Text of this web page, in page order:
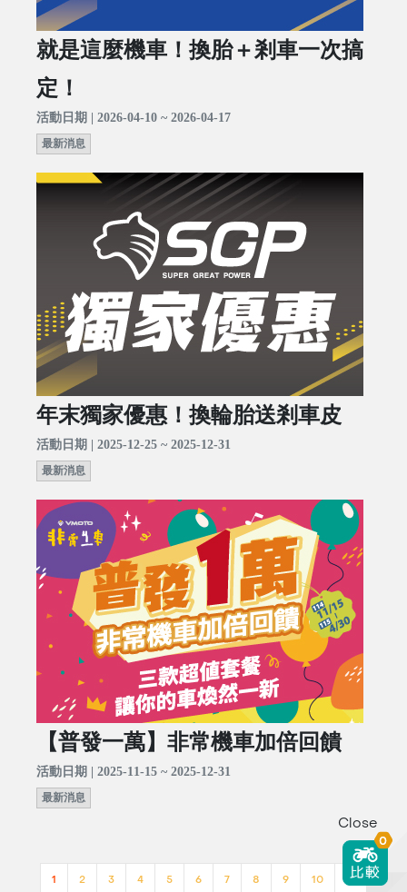
就是這麼機車！換胎＋剎車一次搞
定！
活動日期 | 2026-04-10 ~ 2026-04-17
最新消息
年末獨家優惠！換輪胎送剎車皮
活動日期 | 2025-12-25 ~ 2025-12-31
最新消息
【普發一萬】非常機車加倍回饋
活動日期 | 2025-11-15 ~ 2025-12-31
最新消息
1 2 3 4 5 6 7 8 9 10 >>
Close
0